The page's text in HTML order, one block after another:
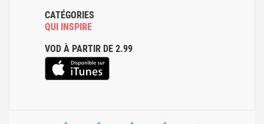
CATÉGORIES
QUI INSPIRE
VOD À PARTIR DE 2.99